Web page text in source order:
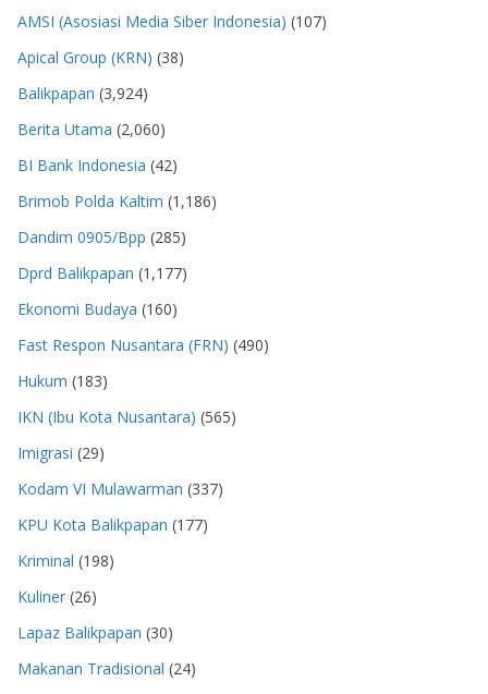
AMSI (Asosiasi Media Siber Indonesia) (107)
Apical Group (KRN) (38)
Balikpapan (3,924)
Berita Utama (2,060)
BI Bank Indonesia (42)
Brimob Polda Kaltim (1,186)
Dandim 0905/Bpp (285)
Dprd Balikpapan (1,177)
Ekonomi Budaya (160)
Fast Respon Nusantara (FRN) (490)
Hukum (183)
IKN (Ibu Kota Nusantara) (565)
Imigrasi (29)
Kodam VI Mulawarman (337)
KPU Kota Balikpapan (177)
Kriminal (198)
Kuliner (26)
Lapaz Balikpapan (30)
Makanan Tradisional (24)